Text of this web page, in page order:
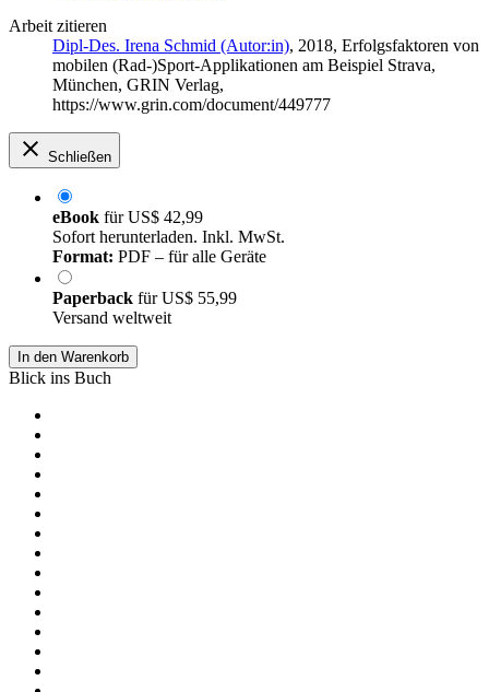
Arbeit zitieren
Dipl-Des. Irena Schmid (Autor:in), 2018, Erfolgsfaktoren von
mobilen (Rad-)Sport-Applikationen am Beispiel Strava,
München, GRIN Verlag,
https://www.grin.com/document/449777
Schließen
eBook fürUS$ 42,99
Sofort herunterladen. Inkl. MwSt.
Format: PDF – für alle Geräte
Paperback fürUS$ 55,99
Versand weltweit
In den Warenkorb
Blick ins Buch